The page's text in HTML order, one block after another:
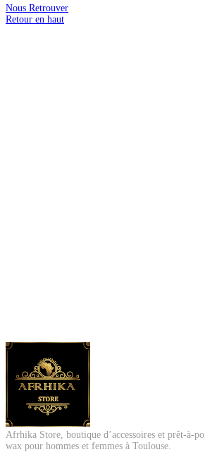
Nous Retrouver
Retour en haut
Afrhika Store, boutique d’accessoires et prêt-à-
wax pour hommes et femmes à Toulouse.